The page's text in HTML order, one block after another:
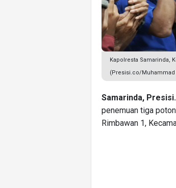
Kapolresta Samarinda,
(Presisi.co/Muhammad
Samarinda,
penemuan tiga
Rimbawan 1,